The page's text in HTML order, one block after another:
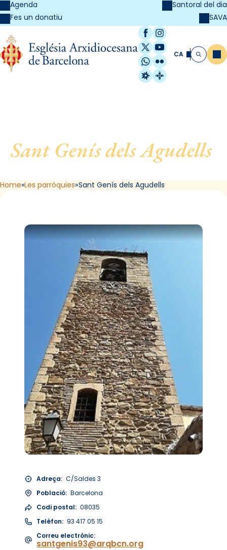
Agenda
Fes un donatiu
Santoral del dia
SAVA
Facebook
Instagram
X / Twitter
YouTube
WhatsApp
Flickr
Radio Estel
Catalunya
CA Cerca
Sant Genís dels Agudells,
de Barcelona
Home Les parròquies Sant Genís dels Agudells
Adreça: C/Saldes 3
Població: Barcelona
Codi postal: 08035
Telèfon: 93 417 05 15
Correu electrònic:
santgenis93@arqbcn.org